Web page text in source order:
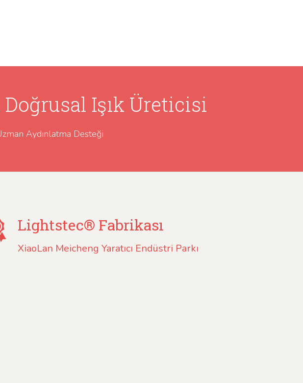
Işık Üreticisi
Aydınlatma Desteği
Lightstec® Fabrikası
XiaoLan Meicheng Yaratıcı Endüstri Parkı